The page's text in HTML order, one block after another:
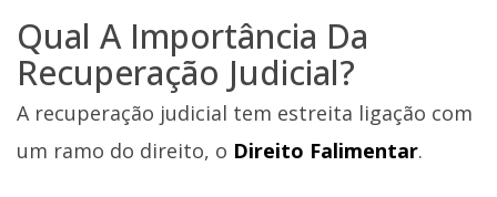
Qual A Importância Da
Recuperação Judicial?
A recuperação judicial tem estreita ligação com
um ramo do direito, o Direito Falimentar.